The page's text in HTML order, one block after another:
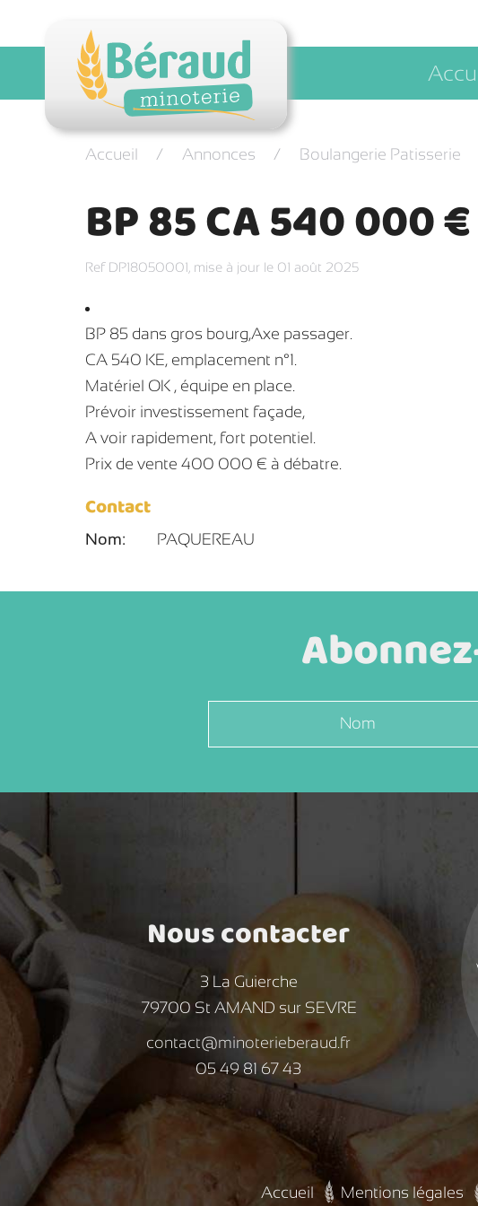
Accueil Annonces Boulangerie Patisserie
BP 85 CA 540 000
Ref DP18050001, mise à jour le 01 août 2025
BP 85 dans gros bourg,Axe passager.
CA 540 KE, emplacement n°1.
Matériel OK , équipe en place.
Prévoir investissement façade,
A voir rapidement, fort potentiel.
Prix de vente 400 000 € à débatre.
Contact
Nom: PAQUEREAU
Nous contacter
3 La Guierche
79700 St AMAND sur SEVRE
contact@minoterieberaud.fr
05 49 81 67 43
Accueil Mentions légales